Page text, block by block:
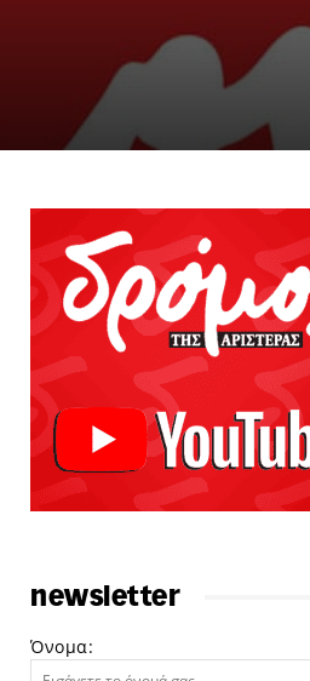
newsletter
Όνομα: